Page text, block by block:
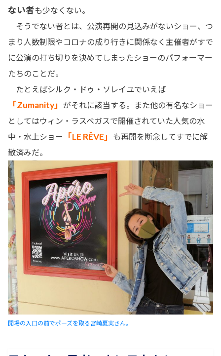
ない者も少なくない。
そうでない者とは、公演再開の見込みがないショー、つ
まり人数制限やコロナの成り行きに関係なく主催者がすで
に公演の打ち切りを決めてしまったショーのパフォーマー
たちのことだ。
たとえばシルク・ドゥ・ソレイユでいえば
「Zumanity」 がそれに該当する。また他の有名なショー
としてはウィン・ラスベガスで開催されていた人気の水
中・水上ショー
「LE RÊVE」
も再開を断念してすでに解
散済みだ。
開場の入口の前でポーズを取る宮崎夏実さん。